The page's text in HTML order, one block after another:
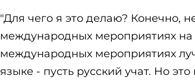
"Для чего я это делаю? Конечно,
международных мероприятиях на
международных мероприятиях
языке - пусть русский учат. Но